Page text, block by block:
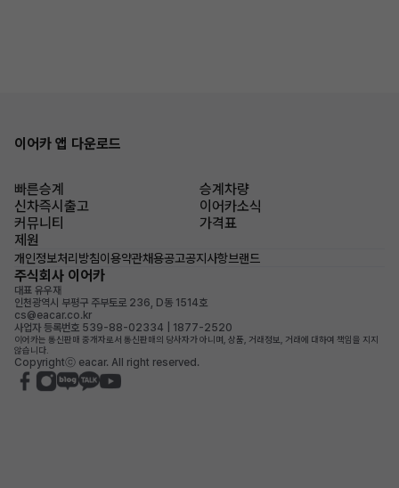
이어카 앱 다운로드
빠른승계
승계차량
신차즉시출고
이어카소식
커뮤니티
가격표
제원
개인정보처리방침이용약관채용공고공지사항브랜드
주식회사 이어카
대표 유우재
인천광역시 부평구 주부토로 236, D동 1514호
cs@eacar.co.kr
사업자 등록번호 539-88-02334 | 1877-2520
이어카는 통신판매 중개자로서 통신판매의 당사자가 아니며, 상품, 거래정보, 거래에 대하여 책임을 지지
않습니다.
Copyrightⓒ eacar. All right reserved.